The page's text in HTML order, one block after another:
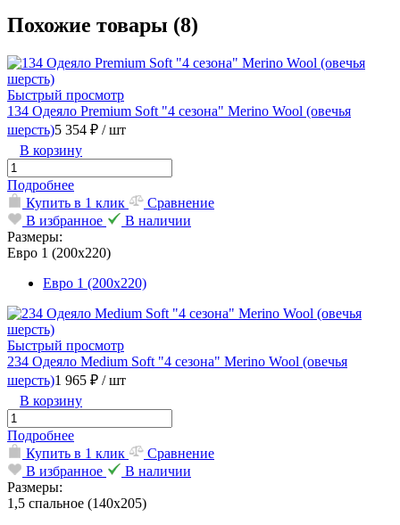
Похожие товары (8)
Быстрый просмотр
134 Одеяло Premium Soft "4 сезона" Merino Wool (овечья
шерсть)5 354 ₽ / шт
В корзину
Подробнее
Купить в 1 клик
Сравнение
В избранное
В наличии
Размеры:
Евро 1 (200х220)
Евро 1 (200х220)
Быстрый просмотр
234 Одеяло Medium Soft "4 сезона" Merino Wool (овечья
шерсть)1 965 ₽ / шт
В корзину
Подробнее
Купить в 1 клик
Сравнение
В избранное
В наличии
Размеры:
1,5 спальное (140х205)